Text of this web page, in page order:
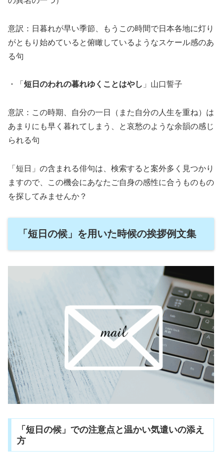
意訳：日暮れが早い季節、もうこの時間で日本各地に灯り
がともり始めていると俯瞰しているようなスケール感のあ
る句
・「 短日のわれの暮れゆくことはやし 」山口誓子
意訳：この時期、自分の一日（また自分の人生を重ね）は
あまりにも早く暮れてしまう、と哀愁のような余韻の感じ
られる句
「短日」の含まれる俳句は、検索すると案外多く見つかり
ますので、この機会にあなたご自身の感性に合うものもの
を探してみませんか？
「短日の候」を用いた時候の挨拶例文集
「短日の候」での注意点と温かい気遣いの添え
方